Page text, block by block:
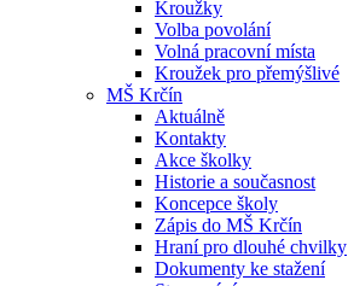
Kroužky
Volba povolání
Volná pracovní místa
Kroužek pro přemýšlivé
MŠ Krčín
Aktuálně
Kontakty
Akce školky
Historie a současnost
Koncepce školy
Zápis do MŠ Krčín
Hraní pro dlouhé chvilky
Dokumenty ke stažení